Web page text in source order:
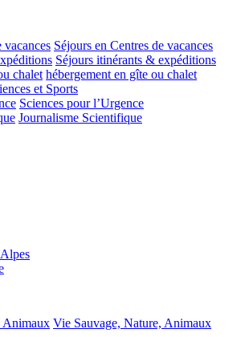
vacances Séjours en Centres de vacances
Séjours itinérants & expéditions
chalet hébergement en gîte ou chalet
et Sports
Sciences pour l’Urgence
Journalisme Scientifique
Animaux Vie Sauvage, Nature, Animaux